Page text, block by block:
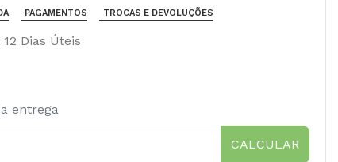
PAGAMENTOS TROCAS E DEVOLUÇÕES
Dias Úteis
entrega
CALCULAR